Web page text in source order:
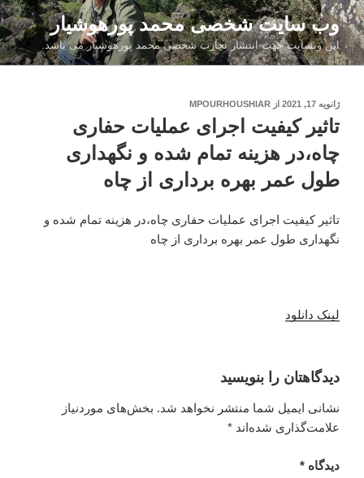
رفتن
به
محتوا
وب سایت شخصی محمد پورهوشیار
این وبسایت جهت انتشار تجارب شخصی محمد پورهوشیار می باشد.
نوشته‌شده
در
ژانویه 17, 2021 از MPOURHOUSHIAR
تاثیر کیفیت اجرای عملیات حفاری
چاه،در هزینه تمام شده و نگهداری
طول عمر بهره برداری از چاه
تاثیر کیفیت اجرای عملیات حفاری چاه،در هزینه تمام شده و
نگهداری طول عمر بهره برداری از چاه
لینک دانلود
دیدگاهتان را بنویسید
نشانی ایمیل شما منتشر نخواهد شد. بخش‌های موردنیاز
علامت‌گذاری شده‌اند *
دیدگاه *